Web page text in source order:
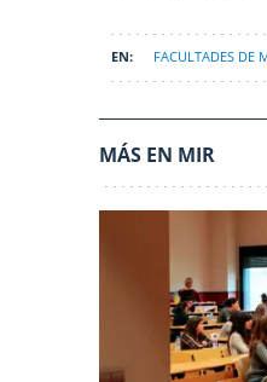
FACULTADES DE
MÁS EN MIR